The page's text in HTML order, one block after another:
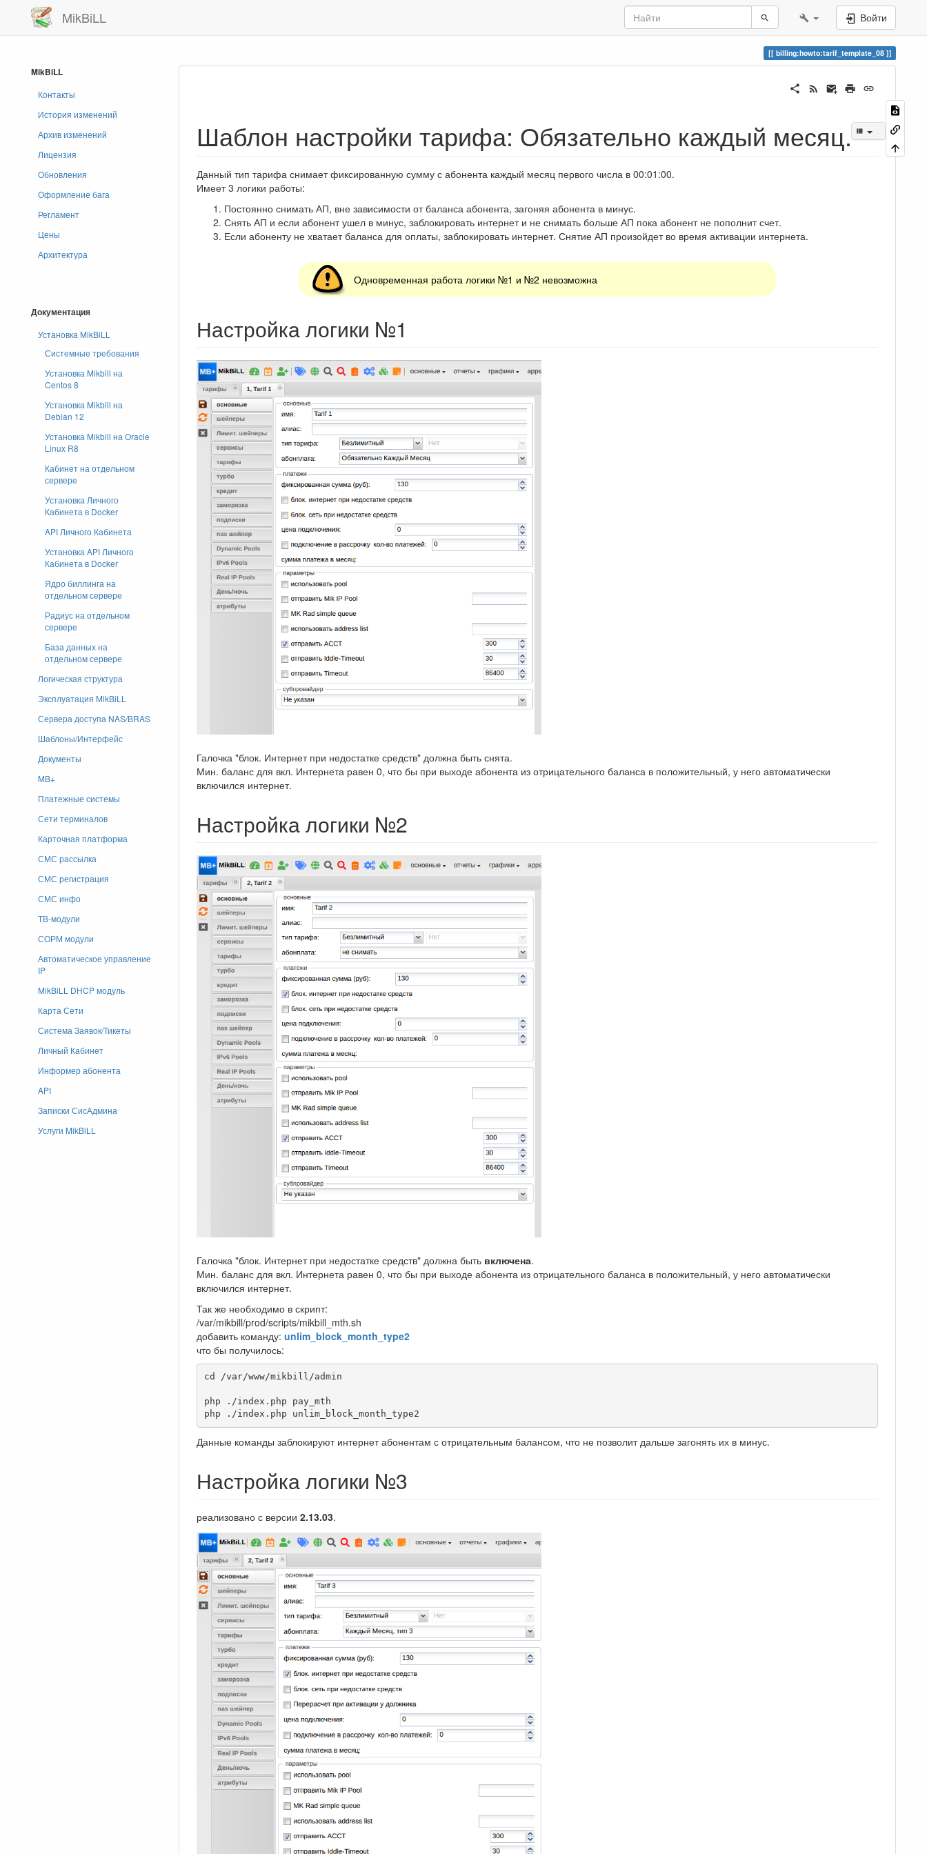
MikBiLL Войти
billing:howto:tarif_template_08
MikBiLL
Контакты
История изменений
Архив изменений
Лицензия
Обновления
Оформление бага
Регламент
Цены
Архитектура
Документация
Установка MikBiLL
Системные требования
Установка Mikbill на
Centos 8
Установка Mikbill на
Debian 12
Установка Mikbill на Oracle
Linux R8
Кабинет на отдельном
сервере
Установка Личного
Кабинета в Docker
API Личного Кабинета
Установка API Личного
Кабинета в Docker
Ядро биллинга на
отдельном сервере
Радиус на отдельном
сервере
База данных на
отдельном сервере
Логическая структура
Эксплуатация MikBiLL
Сервера доступа NAS/BRAS
Шаблоны/Интерфейс
Документы
MB+
Платежные системы
Сети терминалов
Карточная платформа
СМС рассылка
СМС регистрация
СМС инфо
ТВ-модули
СОРМ модули
Автоматическое управление
IP
MikBiLL DHCP модуль
Карта Сети
Система Заявок/Тикеты
Личный Кабинет
Информер абонента
API
Записки СисАдмина
Услуги MikBiLL
Шаблон настройки тарифа: Обязательно каждый месяц.
Данный тип тарифа снимает фиксированную сумму с абонента каждый месяц первого числа в 00:01:00.
Имеет 3 логики работы:
Постоянно снимать АП, вне зависимости от баланса абонента, загоняя абонента в минус.
Снять АП и если абонент ушел в минус, заблокировать интернет и не снимать больше АП пока абонент не пополнит счет.
Если абоненту не хватает баланса для оплаты, заблокировать интернет. Снятие АП произойдет во время активации интернета.
Одновременная работа логики №1 и №2 невозможна
Настройка логики №1
Галочка "блок. Интернет при недостатке средств" должна быть снята.
Мин. баланс для вкл. Интернета равен 0, что бы при выходе абонента из отрицательного баланса в положительный, у него автоматически
включился интернет.
Настройка логики №2
Галочка "блок. Интернет при недостатке средств" должна быть включена.
Мин. баланс для вкл. Интернета равен 0, что бы при выходе абонента из отрицательного баланса в положительный, у него автоматически
включился интернет.
Так же необходимо в скрипт:
/var/mikbill/prod/scripts/mikbill_mth.sh
добавить команду: unlim_block_month_type2
что бы получилось:
cd /var/www/mikbill/admin
php ./index.php pay_mth
php ./index.php unlim_block_month_type2
Данные команды заблокируют интернет абонентам с отрицательным балансом, что не позволит дальше загонять их в минус.
Настройка логики №3
реализовано с версии 2.13.03.